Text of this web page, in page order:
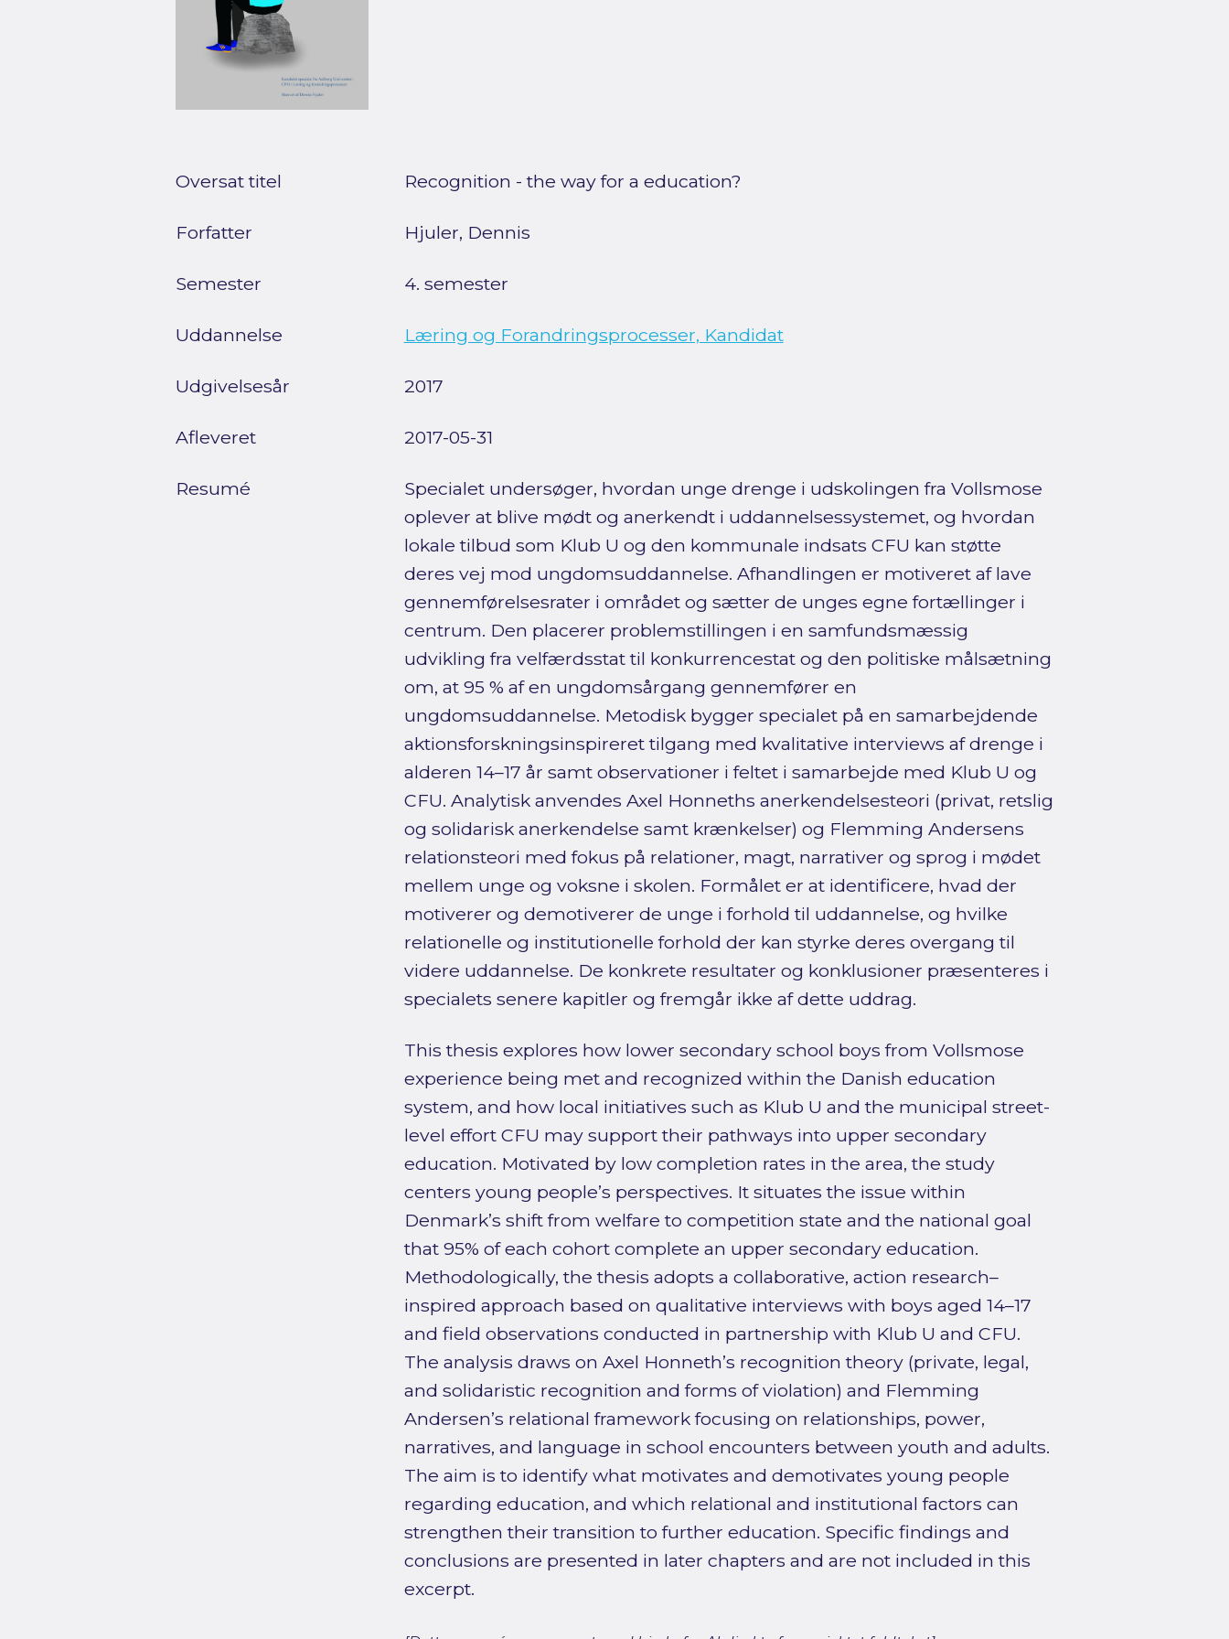
Oversat titel Recognition - the way for a education?
Forfatter Hjuler, Dennis
Semester 4. semester
Uddannelse Læring og Forandringsprocesser, Kandidat
Udgivelsesår 2017
Afleveret 2017-05-31
Resumé
Specialet undersøger, hvordan unge drenge i udskolingen fra Vollsmose
oplever at blive mødt og anerkendt i uddannelsessystemet, og hvordan
lokale tilbud som Klub U og den kommunale indsats CFU kan støtte
deres vej mod ungdomsuddannelse. Afhandlingen er motiveret af lave
gennemførelsesrater i området og sætter de unges egne fortællinger i
centrum. Den placerer problemstillingen i en samfundsmæssig
udvikling fra velfærdsstat til konkurrencestat og den politiske målsætning
om, at 95 % af en ungdomsårgang gennemfører en
ungdomsuddannelse. Metodisk bygger specialet på en samarbejdende
aktionsforskningsinspireret tilgang med kvalitative interviews af drenge i
alderen 14–17 år samt observationer i feltet i samarbejde med Klub U og
CFU. Analytisk anvendes Axel Honneths anerkendelsesteori (privat, retslig
og solidarisk anerkendelse samt krænkelser) og Flemming Andersens
relationsteori med fokus på relationer, magt, narrativer og sprog i mødet
mellem unge og voksne i skolen. Formålet er at identificere, hvad der
motiverer og demotiverer de unge i forhold til uddannelse, og hvilke
relationelle og institutionelle forhold der kan styrke deres overgang til
videre uddannelse. De konkrete resultater og konklusioner præsenteres i
specialets senere kapitler og fremgår ikke af dette uddrag.
This thesis explores how lower secondary school boys from Vollsmose
experience being met and recognized within the Danish education
system, and how local initiatives such as Klub U and the municipal street-
level effort CFU may support their pathways into upper secondary
education. Motivated by low completion rates in the area, the study
centers young people’s perspectives. It situates the issue within
Denmark’s shift from welfare to competition state and the national goal
that 95% of each cohort complete an upper secondary education.
Methodologically, the thesis adopts a collaborative, action research–
inspired approach based on qualitative interviews with boys aged 14–17
and field observations conducted in partnership with Klub U and CFU.
The analysis draws on Axel Honneth’s recognition theory (private, legal,
and solidaristic recognition and forms of violation) and Flemming
Andersen’s relational framework focusing on relationships, power,
narratives, and language in school encounters between youth and adults.
The aim is to identify what motivates and demotivates young people
regarding education, and which relational and institutional factors can
strengthen their transition to further education. Specific findings and
conclusions are presented in later chapters and are not included in this
excerpt.